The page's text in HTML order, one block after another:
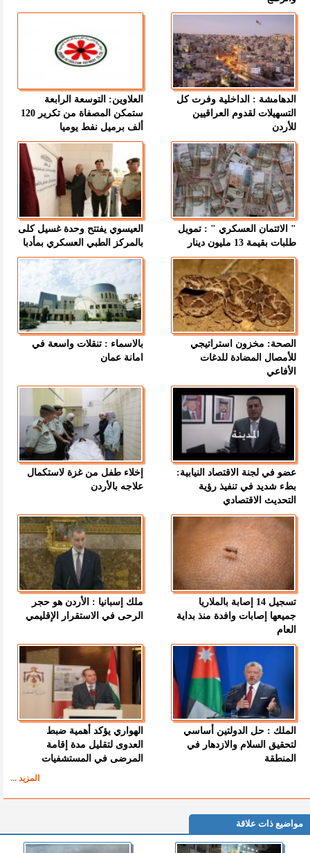
الدهامشة : الداخلية وفرت كل
التسهيلات لقدوم العراقيين
للأردن
العلاوين: التوسعة الرابعة
ستمكن المصفاة من تكرير 120
ألف برميل نفط يوميا
" الائتمان العسكري " : تمويل
طلبات بقيمة 13 مليون دينار
العيسوي يفتتح وحدة غسيل كلى
بالمركز الطبي العسكري بمأدبا
الصحة: مخزون استراتيجي
للأمصال المضادة للدغات
الأفاعي
بالاسماء : تنقلات واسعة في
امانة عمان
عضو في لجنة الاقتصاد النيابية:
بطء شديد في تنفيذ رؤية
التحديث الاقتصادي
إخلاء طفل من غزة لاستكمال
علاجه بالأردن
تسجيل 14 إصابة بالملاريا
جميعها إصابات وافدة منذ بداية
العام
ملك إسبانيا : الأردن هو حجر
الرحى في الاستقرار الإقليمي
الملك : حل الدولتين أساسي
لتحقيق السلام والازدهار في
المنطقة
الهواري يؤكد أهمية ضبط
العدوى لتقليل مدة إقامة
المرضى في المستشفيات
المزيد ...
مواضيع ذات علاقة